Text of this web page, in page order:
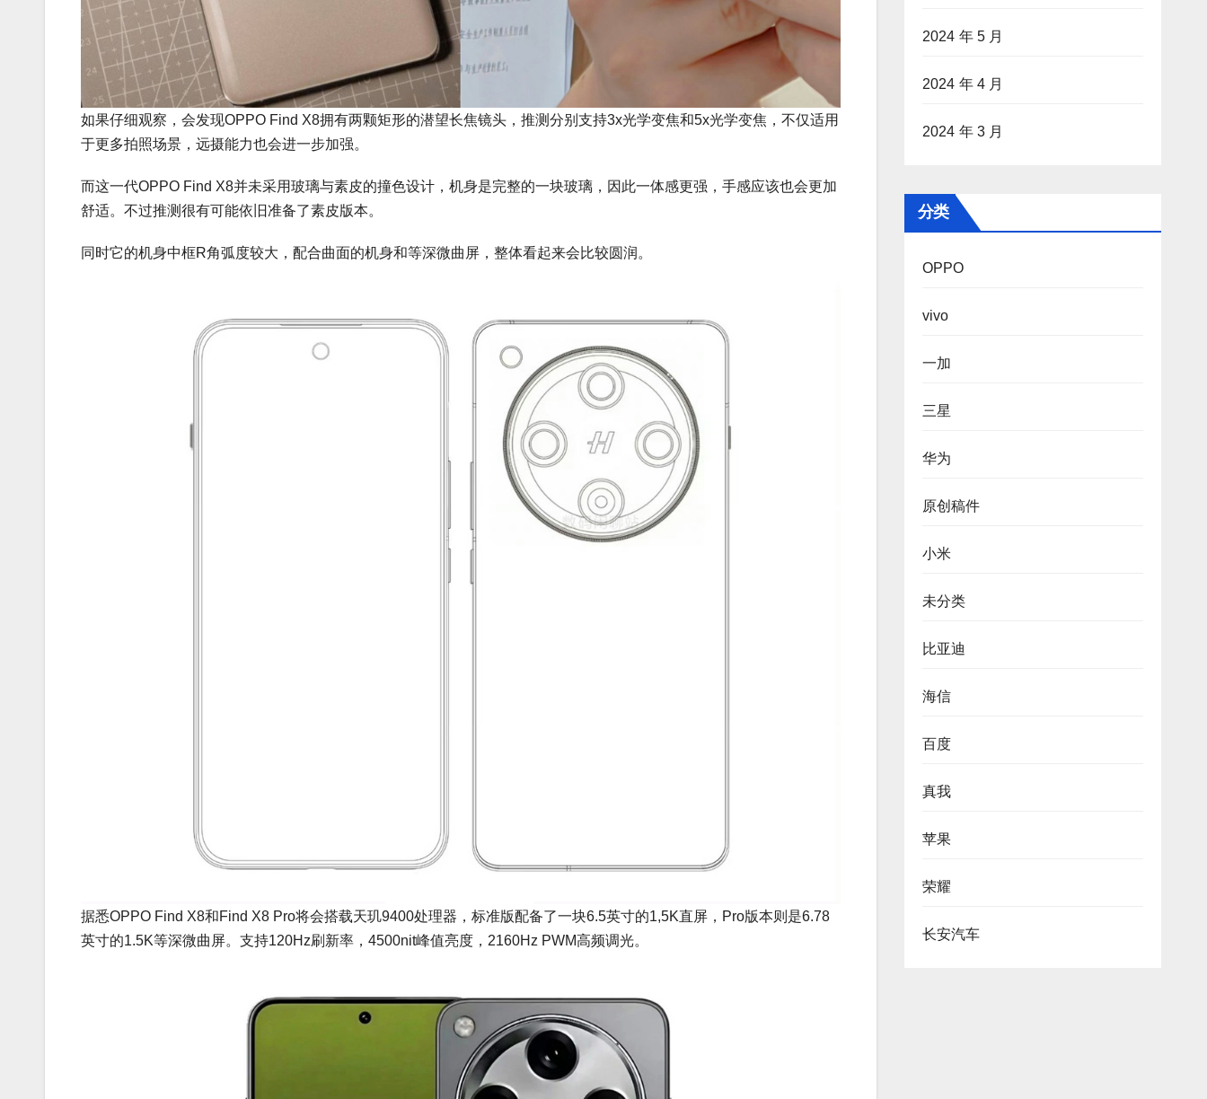
如果仔细观察，会发现OPPO Find X8拥有两颗矩形的潜望长焦镜头，推测分别支持3x光学变焦和5x光学变焦，不仅适用
于更多拍照场景，远摄能力也会进一步加强。
而这一代OPPO Find X8并未采用玻璃与素皮的撞色设计，机身是完整的一块玻璃，因此一体感更强，手感应该也会更加
舒适。不过推测很有可能依旧准备了素皮版本。
同时它的机身中框R角弧度较大，配合曲面的机身和等深微曲屏，整体看起来会比较圆润。
据悉OPPO Find X8和Find X8 Pro将会搭载天玑9400处理器，标准版配备了一块6.5英寸的1,5K直屏，Pro版本则是6.78
英寸的1.5K等深微曲屏。支持120Hz刷新率，4500nit峰值亮度，2160Hz PWM高频调光。
2024 年 5 月
2024 年 4 月
2024 年 3 月
分类
OPPO
vivo
一加
三星
华为
原创稿件
小米
未分类
比亚迪
海信
百度
真我
苹果
荣耀
长安汽车